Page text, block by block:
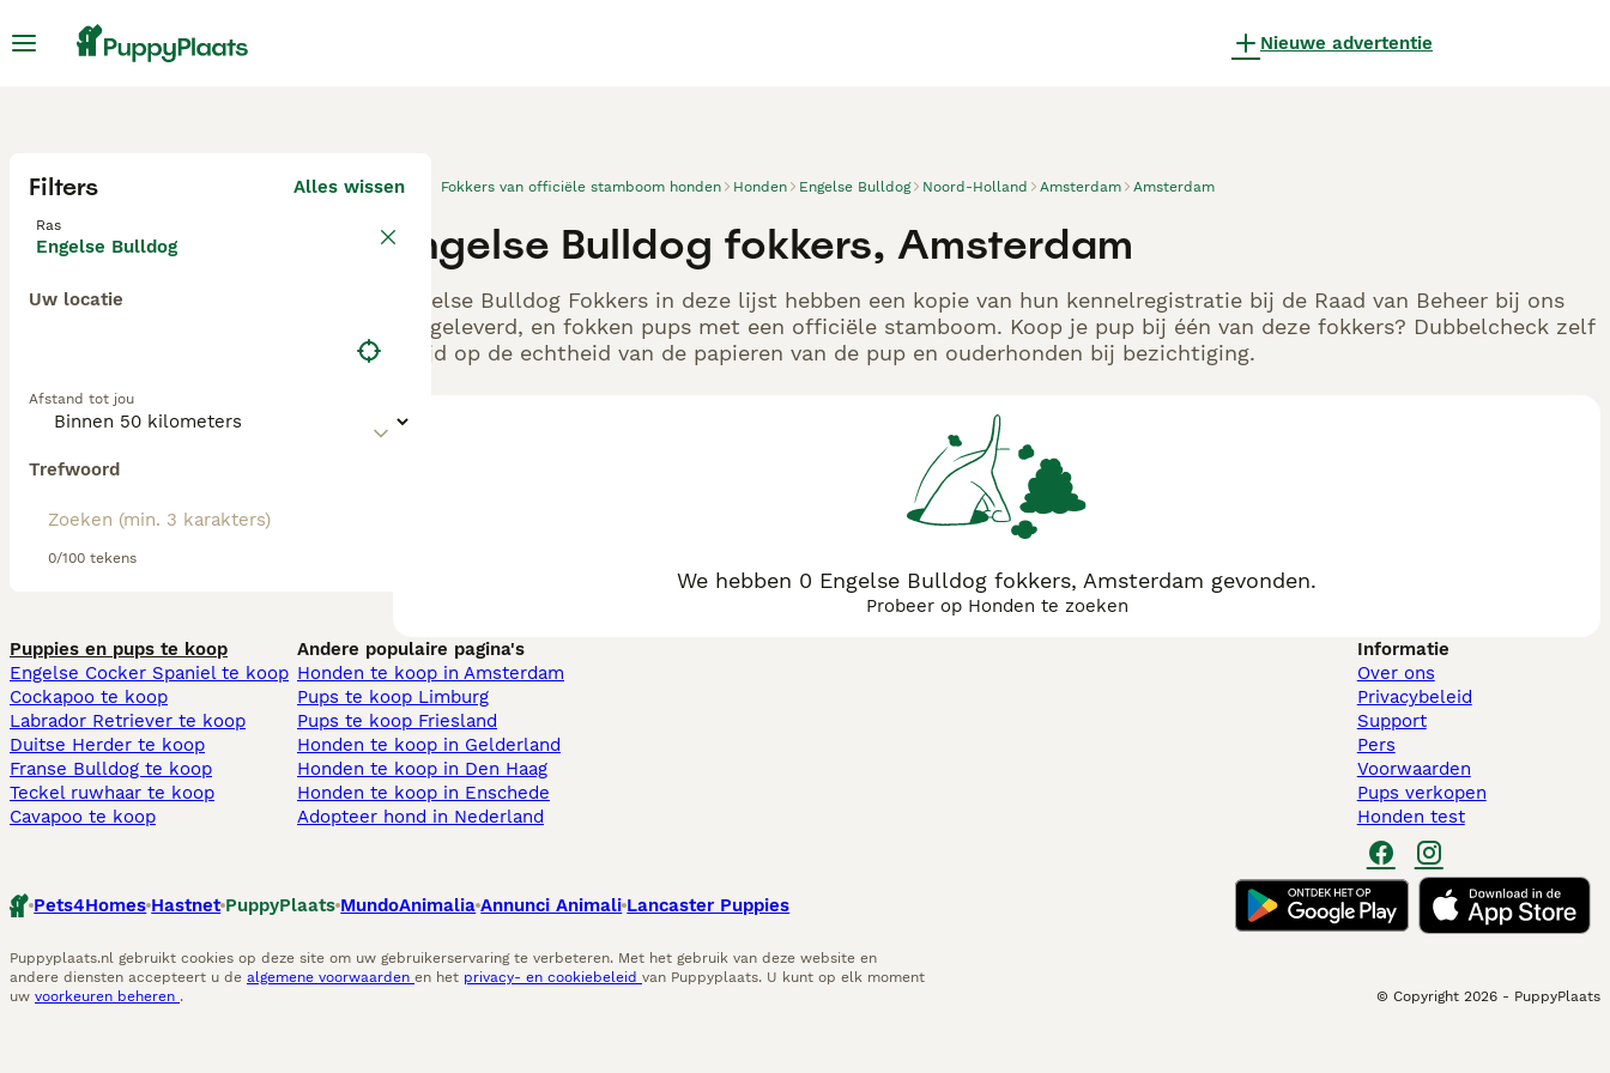
Nieuwe advertentie
Filters Alles wissen
Ras
Engelse Bulldog
Uw locatie
Afstand tot jou
Trefwoord
0/100 tekens
Fokkers van officiële stamboom honden Honden Engelse Bulldog Noord-Holland Amsterdam Amsterdam
Engelse Bulldog fokkers, Amsterdam
Engelse Bulldog Fokkers in deze lijst hebben een kopie van hun kennelregistratie bij de Raad van Beheer bij ons
aangeleverd, en fokken pups met een officiële stamboom. Koop je pup bij één van deze fokkers? Dubbelcheck zelf
altijd op de echtheid van de papieren van de pup en ouderhonden bij bezichtiging.
We hebben 0 Engelse Bulldog fokkers, Amsterdam gevonden.
Probeer op Honden te zoeken
Puppies en pups te koop
Engelse Cocker Spaniel te koop
Cockapoo te koop
Labrador Retriever te koop
Duitse Herder te koop
Franse Bulldog te koop
Teckel ruwhaar te koop
Cavapoo te koop
Andere populaire pagina's
Honden te koop in Amsterdam
Pups te koop Limburg​
Pups te koop Friesland​
Honden te koop in Gelderland
Honden te koop in Den Haag
Honden te koop in Enschede
Adopteer hond in Nederland
Informatie
Over ons
Privacybeleid
Support
Pers
Voorwaarden
Pups verkopen
Honden test
Pets4Homes Hastnet PuppyPlaats MundoAnimalia Annunci Animali Lancaster Puppies
Puppyplaats.nl gebruikt cookies op deze site om uw gebruikerservaring te verbeteren. Met het gebruik van deze website en
andere diensten accepteert u de algemene voorwaarden en het privacy- en cookiebeleid van Puppyplaats. U kunt op elk moment
uw voorkeuren beheren . © Copyright 2026 - PuppyPlaats